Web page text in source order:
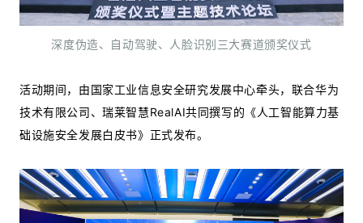
深度伪造、自动驾驶、人脸识别三大赛道颁奖仪式
活动期间，由国家工业信息安全研究发展中心牵头，联合华为
技术有限公司、瑞莱智慧RealAI共同撰写的《人工智能算力基
础设施安全发展白皮书》正式发布。